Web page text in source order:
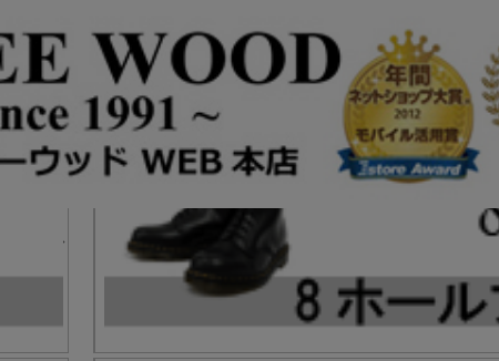
ドクターマーチンカテゴリ